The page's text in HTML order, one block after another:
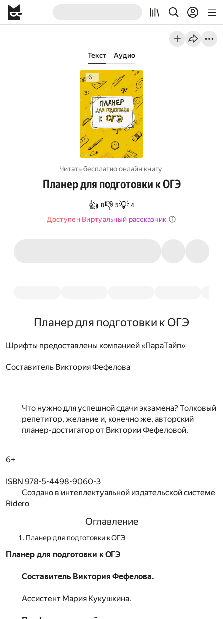
Текст Аудио
Читать бесплатно онлайн книгу
Планер для подготовки к ОГЭ
👍 8👎 5💡 4
Доступен Виртуальный рассказчик
Планер для подготовки к ОГЭ
Шрифты предоставлены компанией «ПараТайп»
Составитель Виктория Фефелова
Что нужно для успешной сдачи экзамена? Толковый
репетитор, желание и, конечно же, авторский
планер-достигатор от Виктории Фефеловой.
6+
ISBN 978-5-4498-9060-3
Создано в интеллектуальной издательской системе
Ridero
Оглавление
Планер для подготовки к ОГЭ
Планер для подготовки к ОГЭ
Составитель Виктория Фефелова.
Ассистент Мария Кукушкина.